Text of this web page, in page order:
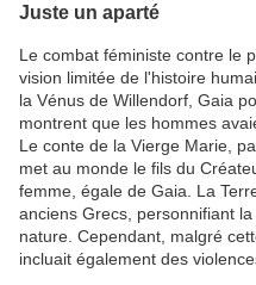
Juste un aparté
Le combat féministe contre le
vision limitée de l'histoire
la Vénus de Willendorf, Gaia
montrent que les hommes
Le conte de la Vierge Marie,
met au monde le fils du
femme, égale de Gaia. La
anciens Grecs, personnifiant
nature. Cependant, malgré
incluait également des